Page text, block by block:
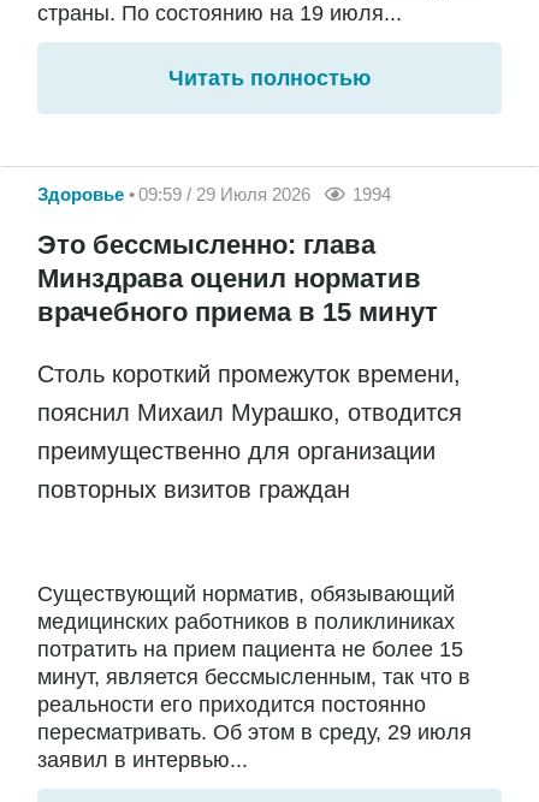
страны. По состоянию на 19 июля...
Читать полностью
Здоровье 09:59 / 29 Июля 2026 1994
Это бессмысленно: глава
Минздрава оценил норматив
врачебного приема в 15 минут
Столь короткий промежуток времени,
пояснил Михаил Мурашко, отводится
преимущественно для организации
повторных визитов граждан
Существующий норматив, обязывающий
медицинских работников в поликлиниках
потратить на прием пациента не более 15
минут, является бессмысленным, так что в
реальности его приходится постоянно
пересматривать. Об этом в среду, 29 июля
заявил в интервью...